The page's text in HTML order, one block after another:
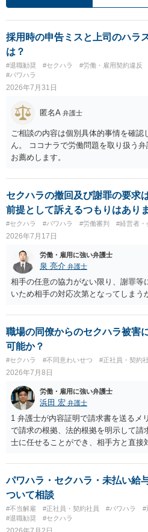
採用時の申告ミスと上司のハラ
は？
#退職勧奨 #セクハラ #労働・雇用契約違反
#パワハラ
2026年7月31日
匿名A 弁護士
ご相談の内容は個別具体的事情を確
ん。 ココナラで労働問題を取り扱う
お薦めします。
セクハラの撤回及び謝罪の要求
前提として訴えるつもりはあり
#セクハラ #パワハラ #労働審判 #経営者・
2026年7月17日
労働・雇用に強い弁護士
泉 亮介 弁護士
相手の任意の協力がない限り、謝罪等
いため相手の対応次第となってしまう
職場の同僚からのセクハラ被害
可能か？
#セクハラ #不同意わいせつ #正社員・契約
2026年7月8日
労働・雇用に強い弁護士
浜田 宏 弁護士
1 弁護士が内容証明で請求書を送る
で請求の根拠、法的根拠を明示して
士に任せることができ、相手方と直接
請求は可能ですが、相手が任意に払
民事訴訟に証拠の制限はありません
の観点から、裁判の証拠にする場合に
る場合があります。)。 ３ 会社がど
したかわかりませんが、会社がセクハ
て、裁判所も認定しないとは限りませ
パワハラ・セクハラ・未払い給
ついて相談
#不当解雇 #正社員・契約社員 #パワハラ
#
#退職勧奨
#セクハラ